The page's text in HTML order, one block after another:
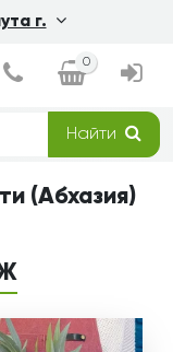
г.
0
Найти
(Абхазия)